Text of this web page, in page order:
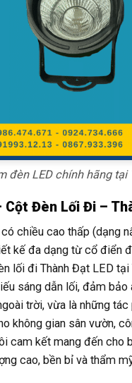
đèn LED chính hãng tại
Cột Đèn Lối Đi –
chiều cao thấp (dạng
kế đa dạng từ cổ điển
lối đi Thành Đạt LED tại
sáng dẫn lối, đảm bảo
trời, vừa là những
không gian sân vườn,
cam kết mang đến cho
cao, bền bỉ và thẩm